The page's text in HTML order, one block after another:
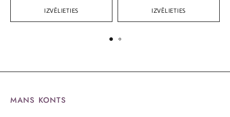
IZVĒLIETIES IZVĒLIETIES
MANS KONTS